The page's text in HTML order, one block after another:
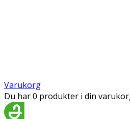
Varukorg
Du har 0 produkter i din